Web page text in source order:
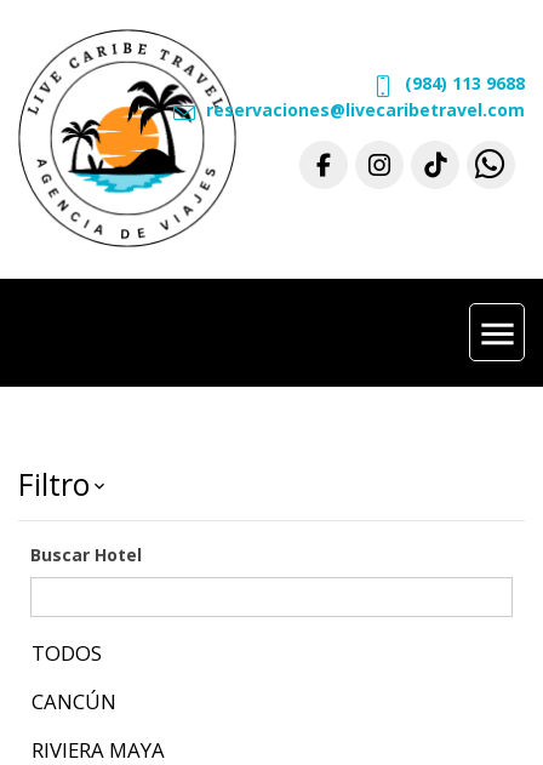
(984) 113 9688
reservaciones@livecaribetravel.com
menu
Filtro keyboard_arrow_down
Buscar Hotel
TODOS
CANCÚN
RIVIERA MAYA